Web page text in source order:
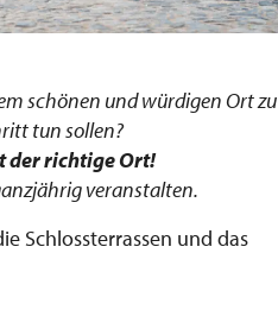
schönen und würdigen Ort zu
tun sollen?
der richtige Ort!
veranstalten.
Schlossterrassen und das